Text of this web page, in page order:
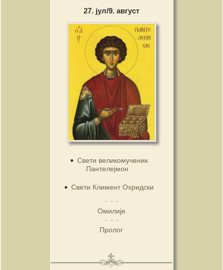
27. јул/9. август
Свети великомученик
Пантелејмон
Свети Климент Охридски
Омилије
Пролог